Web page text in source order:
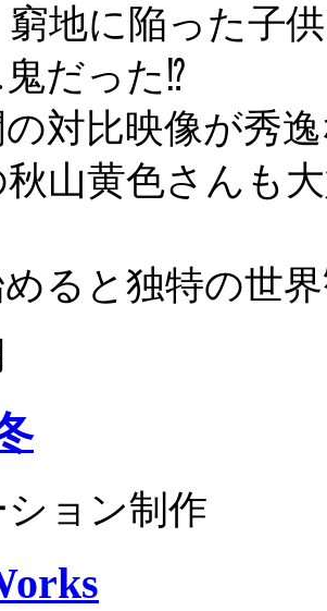
窮地に陥った子
だった⁉
対比映像が秀
山黄色さんも
ると独特の世
ョン制作